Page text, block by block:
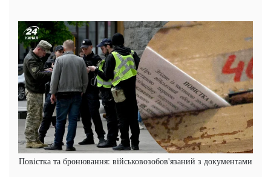
Повістка та бронювання: військовозобов'язаний з документами